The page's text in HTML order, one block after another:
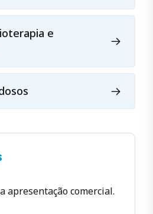
e
apresentação comercial.